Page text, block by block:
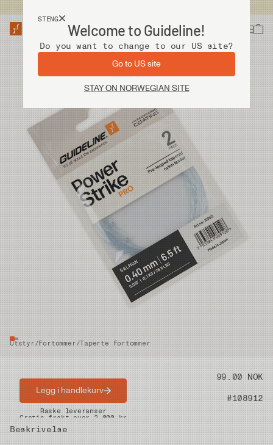
STENG
Welcome to Guideline!
Do you want to change to our US site?
Go to US site
STAY ON NORWEGIAN SITE
Utstyr/Fortommer/Taperte Fortommer
Pris 99.00 NOK
Artikkelnummer #108912
Beskrivelse
Legg i handlekurv
Raske leveranser
Gratis frakt over 2.000 kr